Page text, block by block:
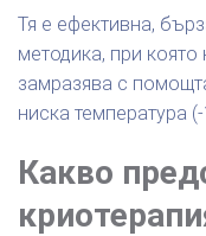
Тя е ефективна,
методика, при
замразява с
ниска температура (-
Какво